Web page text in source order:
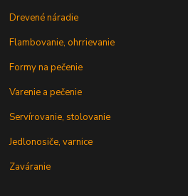
Drevené náradie
Flambovanie, ohrrievanie
Formy na pečenie
Varenie a pečenie
Servírovanie, stolovanie
Jedlonosiče, varnice
Zaváranie